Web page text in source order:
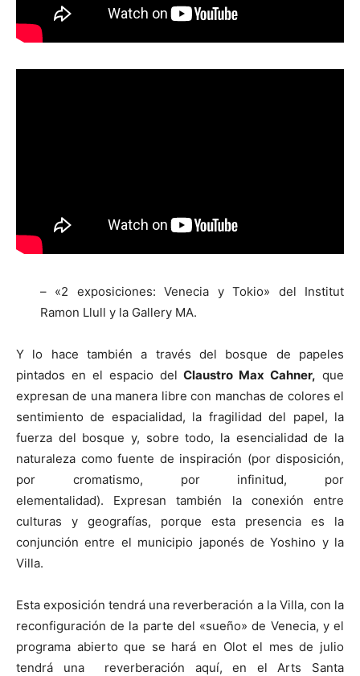
– «2 exposiciones: Venecia y Tokio» del Institut
Ramon Llull y la Gallery MA.
Y lo hace también a través del bosque de papeles
pintados en el espacio delClaustro Max Cahner, que
expresan de una manera libre con manchas de colores el
sentimiento de espacialidad, la fragilidad del papel, la
fuerza del bosque y, sobre todo, la esencialidad de la
naturaleza como fuente de inspiración (por disposición,
por cromatismo, por infinitud, por
elementalidad). Expresan también la conexión entre
culturas y geografías, porque esta presencia es la
conjunción entre el municipio japonés de Yoshino y la
Villa.
Esta exposición tendrá una reverberación a la Villa, con la
reconfiguración de la parte del «sueño» de Venecia, y el
programa abierto que se hará en Olot el mes de julio
tendrá una reverberación aquí, en el Arts Santa